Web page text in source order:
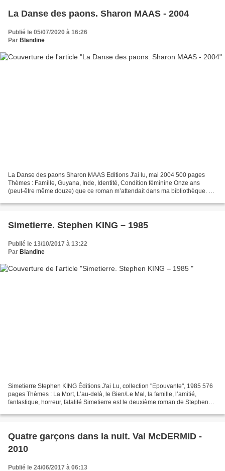
La Danse des paons. Sharon MAAS - 2004
Publié le 05/07/2020 à 16:26
Par Blandine
La Danse des paons Sharon MAAS Editions J'ai lu, mai 2004 500 pages
Thèmes : Famille, Guyana, Inde, Identité, Condition féminine Onze ans
(peut-être même douze) que ce roman m’attendait dans ma bibliothèque. La
Simetierre. Stephen KING – 1985
Publié le 13/10/2017 à 13:22
Par Blandine
Simetierre Stephen KING Éditions J'ai Lu, collection "Epouvante", 1985 576
pages Thèmes : La Mort, L’au-delà, le Bien/Le Mal, la famille, l’amitié,
fantastique, horreur, fatalité Simetierre est le deuxième roman de Stephen
Quatre garçons dans la nuit. Val McDERMID -
2010
Publié le 24/06/2017 à 06:13